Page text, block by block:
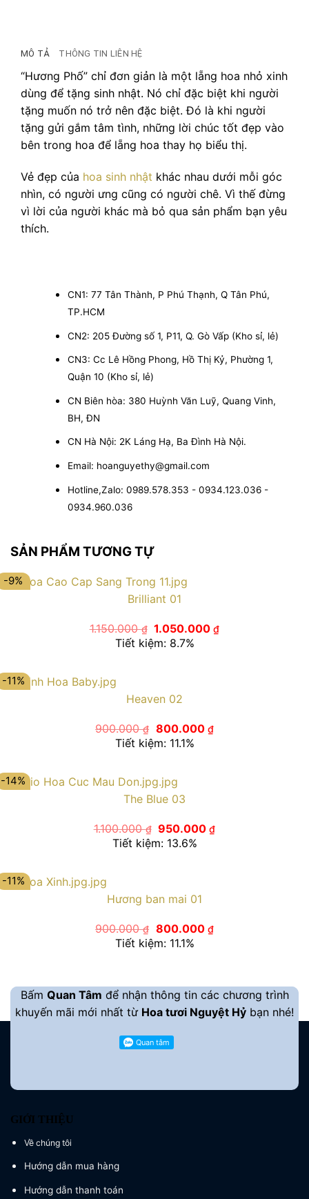
MÔ TẢ THÔNG TIN LIÊN HỆ
“Hương Phố” chỉ đơn giản là một lẵng hoa nhỏ xinh
dùng để tặng sinh nhật. Nó chỉ đặc biệt khi người
tặng muốn nó trở nên đặc biệt. Đó là khi người
tặng gửi gắm tâm tình, những lời chúc tốt đẹp vào
bên trong hoa để lẵng hoa thay họ biểu thị.
Vẻ đẹp của hoa sinh nhật khác nhau dưới mỗi góc
nhìn, có người ưng cũng có người chê. Vì thế đừng
vì lời của người khác mà bỏ qua sản phẩm bạn yêu
thích.
CN1: 77 Tân Thành, P Phú Thạnh, Q Tân Phú,
TP.HCM
CN2: 205 Đường số 1, P11, Q. Gò Vấp (Kho sỉ, lẻ)
CN3: Cc Lê Hồng Phong, Hồ Thị Kỷ, Phường 1,
Quận 10 (Kho sỉ, lẻ)
CN Biên hòa: 380 Huỳnh Văn Luỹ, Quang Vinh,
BH, ĐN
CN Hà Nội: 2K Láng Hạ, Ba Đình Hà Nội.
Email: hoanguyethy@gmail.com
Hotline,Zalo: 0989.578.353 - 0934.123.036 -
0934.960.036
SẢN PHẨM TƯƠNG TỰ
-9%
Brilliant 01
1.150.000₫ Giá
gốc
là:
1.050.000₫Giá
Tiết kiệm: 8.7%
-11%
Heaven 02
900.000₫ Giá
gốc
là:
800.000 ₫Giá
hiện
Tiết kiệm: 11.1%
-14%
The Blue 03
1.100.000₫ Giá
gốc
là:
950.000₫Giá
Tiết kiệm: 13.6%
-11%
Hương ban mai 01
900.000₫ Giá
gốc
là:
800.000 ₫Giá
hiện
Tiết kiệm: 11.1%
Bấm Quan Tâm để nhận thông tin các chương trình
khuyến mãi mới nhất từ Hoa tươi Nguyệt Hỷ bạn nhé!
GIỚI THIỆU
Về chúng tôi
Hướng dẫn mua hàng
Hướng dẫn thanh toán